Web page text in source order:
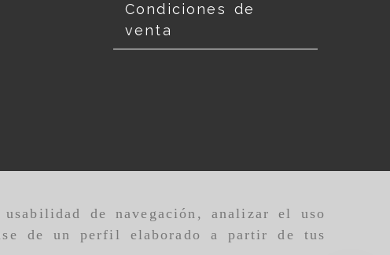
de navegación, analizar el uso
de un perfil elaborado a partir de tus
Condiciones de
venta